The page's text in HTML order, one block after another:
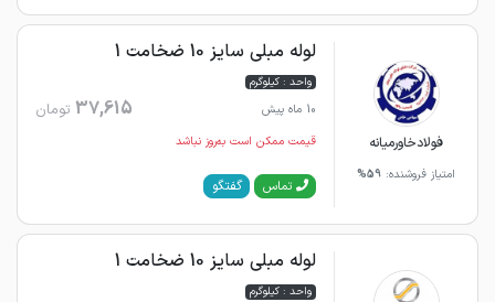
فولادخاورمیانه
امتیاز فروشنده: 59%
لوله مبلی سایز 10 ضخامت 1
واحد : کیلوگرم
10 ماه پیش
37,615 تومان
قیمت ممکن است به‌روز نباشد
تماس گفتگو
لوله مبلی سایز 10 ضخامت 1
واحد : کیلوگرم